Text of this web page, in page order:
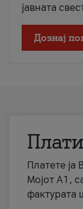
јавната
Дознај
Платете ја
Мојот А1,
фактурата